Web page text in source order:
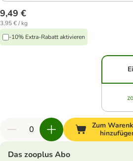
9,49 €
3,95 € / kg
-10% Extra-Rabatt aktivieren
Zum
Das zooplus Abo